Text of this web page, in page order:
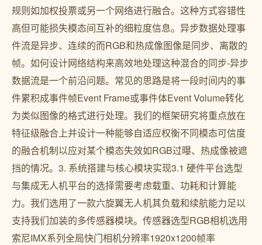
规则如加权投票或另一个网络进行融合。这种方式容错性
高但可能损失模态间互补的细粒度信息。异步数据处理事
件流是异步、连续的而RGB和热成像图像是同步、离散的
帧。如何设计网络结构来高效地处理这种混合的同步-异步
数据流是一个前沿问题。常见的思路是将一段时间内的事
件累积成事件帧Event Frame或事件体Event Volume转化
为类似图像的格式进行处理。我们的框架研究将重点放在
特征级融合上并设计一种能够自适应权衡不同模态可信度
的融合机制以应对某个模态失效如RGB过曝、热成像被遮
挡的情况。3. 系统搭建与核心模块实现3.1 硬件平台选型
与集成无人机平台的选择需要考虑载重、功耗和计算能
力。我们选用了一款六旋翼无人机其负载和续航能力足以
支持我们加装的多传感器模块。传感器选型RGB相机选用
索尼IMX系列全局快门相机分辨率1920x1200帧率